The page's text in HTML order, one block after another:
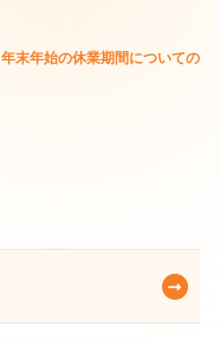
年末年始の休業期間についてのお